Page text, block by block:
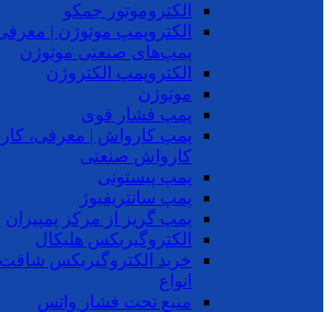
الکتروموتور جمکو
الکتروپمپ موتوژن |
پمپ‌های صنعتی موتوژن
الکتروپمپ الکتروژن
موتوژن
پمپ فشار قوی
پمپ کارواش | معرفی،
کارواش صنعتی
پمپ پیستونی
پمپ سانتریفیوژ
پمپ گریز از مرکز پمپیران
الکتروگیربکس هلیکال
خرید الکتروگیربکس
انواع
منبع تحت فشار واتس